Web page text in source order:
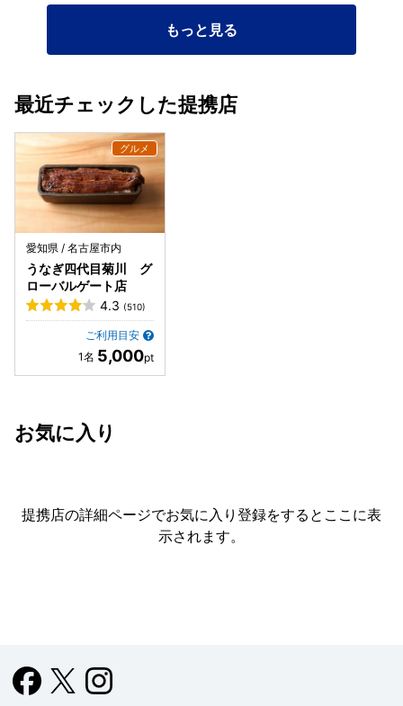
もっと見る
最近チェックした提携店
愛知県 / 名古屋市内
うなぎ四代目菊川 グ
ローバルゲート店
4.3 (510)
ご利用目安
5,000
お気に入り
提携店の詳細ページでお気に入り登録をすると ここに表
示されます。